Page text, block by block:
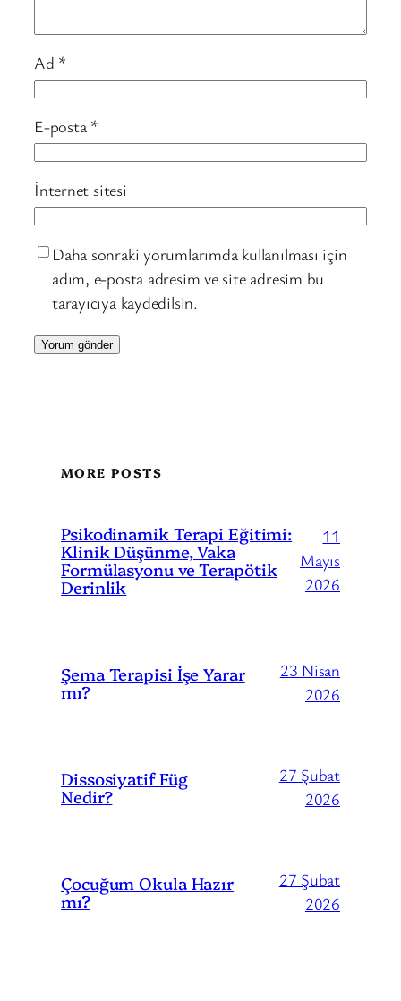
Ad *
E-posta *
İnternet sitesi
Daha sonraki yorumlarımda kullanılması için
adım, e-posta adresim ve site adresim bu
tarayıcıya kaydedilsin.
MORE POSTS
Psikodinamik Terapi Eğitimi:
Klinik Düşünme, Vaka
Formülasyonu ve Terapötik
Derinlik
11
Mayıs
2026
Şema Terapisi İşe Yarar
mı?
23 Nisan
2026
Dissosiyatif Füg
Nedir?
27 Şubat
2026
Çocuğum Okula Hazır
mı?
27 Şubat
2026